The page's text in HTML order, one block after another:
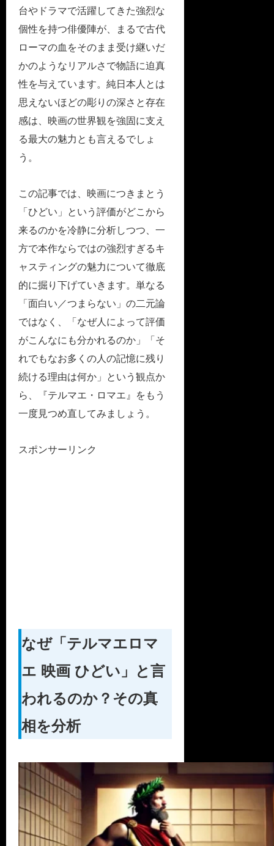
台やドラマで活躍してきた強烈な
個性を持つ俳優陣が、まるで古代
ローマの血をそのまま受け継いだ
かのようなリアルさで物語に迫真
性を与えています。純日本人とは
思えないほどの彫りの深さと存在
感は、映画の世界観を強固に支え
る最大の魅力とも言えるでしょ
う。
この記事では、映画につきまとう
「ひどい」という評価がどこから
来るのかを冷静に分析しつつ、一
方で本作ならではの強烈すぎるキ
ャスティングの魅力について徹底
的に掘り下げていきます。単なる
「面白い／つまらない」の二元論
ではなく、「なぜ人によって評価
がこんなにも分かれるのか」「そ
れでもなお多くの人の記憶に残り
続ける理由は何か」という観点か
ら、『テルマエ・ロマエ』をもう
一度見つめ直してみましょう。
スポンサーリンク
なぜ「テルマエロマ
エ 映画 ひどい」と言
われるのか？その真
相を分析